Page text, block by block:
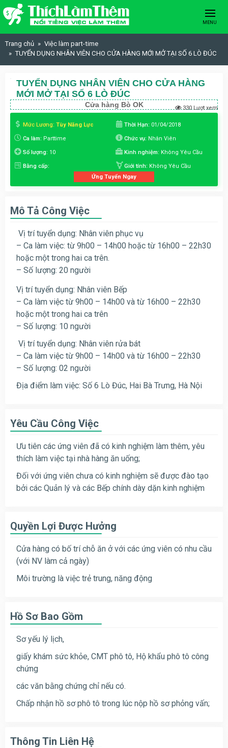
Skip to content
MENU
Trang chủ
Việc làm part-time
TUYỂN DỤNG NHÂN VIÊN CHO CỬA HÀNG MỚI MỞ TẠI SỐ 6 LÒ ĐÚC
TUYỂN DỤNG NHÂN VIÊN CHO CỬA HÀNG
MỚI MỞ TẠI SỐ 6 LÒ ĐÚC
Cửa hàng Bò OK 330 Lượt xem
Mức Lương: Tùy Năng Lực Thời Hạn: 01/04/2018
Ca làm: Parttime Chức vụ: Nhân Viên
Số lượng: 10 Kinh nghiệm: Không Yêu Cầu
Bằng cấp: Giới tính: Không Yêu Cầu
Ứng Tuyển Ngay
Mô Tả Công Việc
Vị trí tuyển dụng: Nhân viên phục vụ
– Ca làm việc: từ 9h00 – 14h00 hoặc từ 16h00 – 22h30
hoặc một trong hai ca trên.
– Số lượng: 20 người
Vị trí tuyển dụng: Nhân viên Bếp
– Ca làm việc từ 9h00 – 14h00 và từ 16h00 – 22h30
hoặc một trong hai ca trên
– Số lượng: 10 người
Vị trí tuyển dụng: Nhân viên rửa bát
– Ca làm việc từ 9h00 – 14h00 và từ 16h00 – 22h30
– Số lượng: 02 người
Địa điểm làm việc: Số 6 Lò Đúc, Hai Bà Trưng, Hà Nội
Yêu Cầu Công Việc
Ưu tiên các ứng viên đã có kinh nghiệm làm thêm, yêu
thích làm việc tại nhà hàng ăn uống;
Đối với ứng viên chưa có kinh nghiệm sẽ được đào tạo
bởi các Quản lý và các Bếp chính dày dặn kinh nghiệm
Quyền Lợi Được Hưởng
Cửa hàng có bố trí chỗ ăn ở với các ứng viên có nhu cầu
(với NV làm cả ngày)
Môi trường là việc trẻ trung, năng động
Hồ Sơ Bao Gồm
Sơ yếu lý lịch,
giấy khám sức khỏe, CMT phô tô, Hộ khẩu phô tô công
chứng
các văn bằng chứng chỉ nếu có.
Chấp nhận hồ sơ phô tô trong lúc nộp hồ sơ phỏng vấn;
Thông Tin Liên Hệ